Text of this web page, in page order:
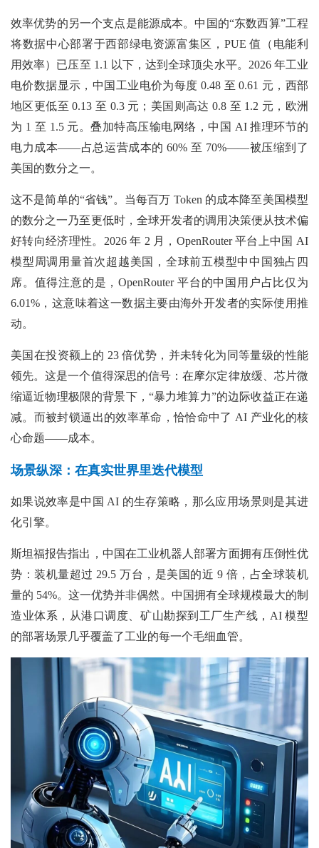
效率优势的另一个支点是能源成本。中国的“东数西算”工程
将数据中心部署于西部绿电资源富集区，PUE 值（电能利
用效率）已压至 1.1 以下，达到全球顶尖水平。2026 年工业
电价数据显示，中国工业电价为每度 0.48 至 0.61 元，西部
地区更低至 0.13 至 0.3 元；美国则高达 0.8 至 1.2 元，欧洲
为 1 至 1.5 元。叠加特高压输电网络，中国 AI 推理环节的
电力成本——占总运营成本的 60% 至 70%——被压缩到了
美国的数分之一。
这不是简单的“省钱”。当每百万 Token 的成本降至美国模型
的数分之一乃至更低时，全球开发者的调用决策便从技术偏
好转向经济理性。2026 年 2 月，OpenRouter 平台上中国 AI
模型周调用量首次超越美国，全球前五模型中中国独占四
席。值得注意的是，OpenRouter 平台的中国用户占比仅为
6.01%，这意味着这一数据主要由海外开发者的实际使用推
动。
美国在投资额上的 23 倍优势，并未转化为同等量级的性能
领先。这是一个值得深思的信号：在摩尔定律放缓、芯片微
缩逼近物理极限的背景下，“暴力堆算力”的边际收益正在递
减。而被封锁逼出的效率革命，恰恰命中了 AI 产业化的核
心命题——成本。
场景纵深：在真实世界里迭代模型
如果说效率是中国 AI 的生存策略，那么应用场景则是其进
化引擎。
斯坦福报告指出，中国在工业机器人部署方面拥有压倒性优
势：装机量超过 29.5 万台，是美国的近 9 倍，占全球装机
量的 54%。这一优势并非偶然。中国拥有全球规模最大的制
造业体系，从港口调度、矿山勘探到工厂生产线，AI 模型
的部署场景几乎覆盖了工业的每一个毛细血管。